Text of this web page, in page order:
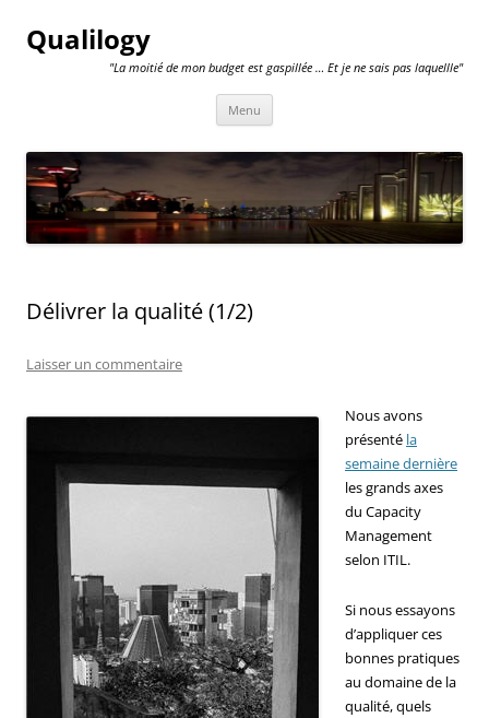
Qualilogy
"La moitié de mon budget est gaspillée … Et je ne sais pas laquellle"
Menu
Délivrer la qualité (1/2)
Laisser un commentaire
Nous avons
présenté la
semaine dernière
les grands axes
du Capacity
Management
selon ITIL.
Si nous essayons
d’appliquer ces
bonnes pratiques
au domaine de la
qualité, quels